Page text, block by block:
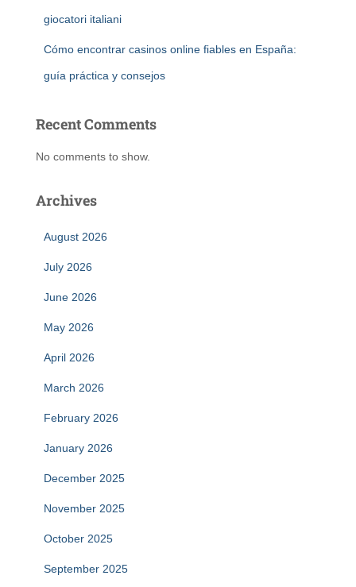
giocatori italiani
Cómo encontrar casinos online fiables en España:
guía práctica y consejos
Recent Comments
No comments to show.
Archives
August 2026
July 2026
June 2026
May 2026
April 2026
March 2026
February 2026
January 2026
December 2025
November 2025
October 2025
September 2025